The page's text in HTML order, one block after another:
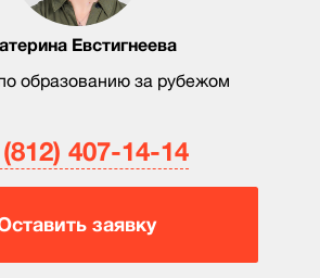
Евстигнеева
образованию за рубежом
407-14-14
заявку